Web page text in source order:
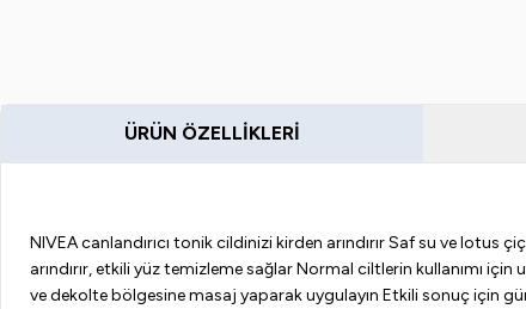
ÜRÜN ÖZELLIKLERI
NIVEA canlandırıcı tonik cildinizi kirden arındırır Saf su ve lotus
arındırır, etkili yüz temizleme sağlar Normal ciltlerin kullanımı
ve dekolte bölgesine masaj yaparak uygulayın Etkili sonuç için